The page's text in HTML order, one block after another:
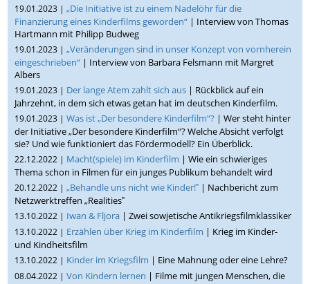
19.01.2023 |„Die Initiative ist zu einem Nadelöhr für die
Finanzierung eines Kinderfilms geworden“ | Interview von Thomas
Hartmann mit Philipp Budweg
19.01.2023 |„Veränderungen sind in unser Konzept von vornherein
eingeschrieben“ | Interview von Barbara Felsmann mit Margret
Albers
19.01.2023 | Der lange Atem zahlt sich aus | Rückblick auf ein
Jahrzehnt, in dem sich etwas getan hat im deutschen Kinderfilm.
19.01.2023 |Was ist „Der besondere Kinderfilm“? | Wer steht hinter
der Initiative „Der besondere Kinderfilm“? Welche Absicht verfolgt
sie? Und wie funktioniert das Fördermodell? Ein Überblick.
22.12.2022 | Macht(spiele) im Kinderfilm | Wie ein schwieriges
Thema schon in Filmen für ein junges Publikum behandelt wird
20.12.2022 |„Behandle uns nicht wie Kinder!‟ | Nachbericht zum
Netzwerktreffen „Realities‟
13.10.2022 | Iwan & Fljora | Zwei sowjetische Antikriegsfilmklassiker
13.10.2022 | Erzählen über Krieg im Kinderfilm | Krieg im Kinder-
und Kindheitsfilm
13.10.2022 | Kinder im Kriegsfilm | Eine Mahnung oder eine Lehre?
08.04.2022 |Von Kindern lernen | Filme mit jungen Menschen, die